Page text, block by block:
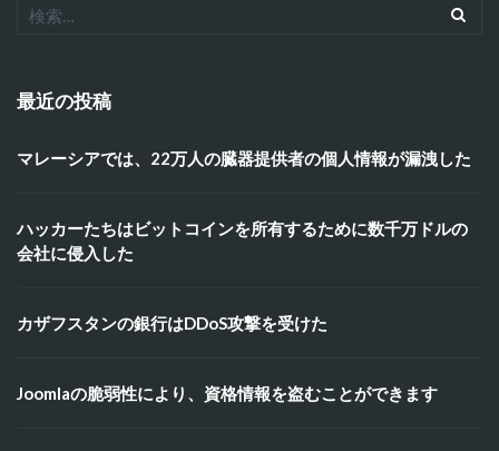
最近の投稿
マレーシアでは、22万人の臓器提供者の個人情報が漏洩した
ハッカーたちはビットコインを所有するために数千万ドルの
会社に侵入した
カザフスタンの銀行はDDoS攻撃を受けた
Joomlaの脆弱性により、資格情報を盗むことができます